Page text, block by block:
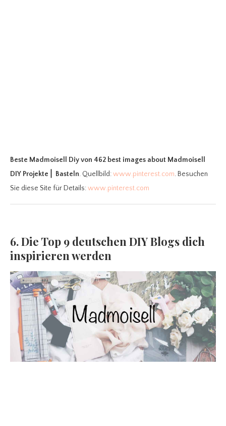
Beste Madmoisell Diyvon 462 best images about Madmoisell
DIY Projekte⎪ Basteln. Quellbild:www.pinterest.com. Besuchen
Sie diese Site für Details:www.pinterest.com
6. Die Top 9 deutschen DIY Blogs dich
inspirieren werden